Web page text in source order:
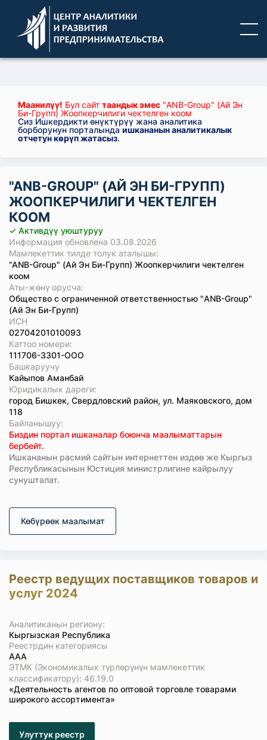
Маанилүү! Бул сайт таандык эмес "ANB-Group" (Ай Эн
Би-Групп) Жоопкерчилиги чектелген коом
Сиз Ишкердикти өнүктүрүү жана аналитика
борборунун порталындаишкананын аналитикалык
отчетун көрүп жатасыз.
"ANB-GROUP" (АЙ ЭН БИ-ГРУПП)
ЖООПКЕРЧИЛИГИ ЧЕКТЕЛГЕН
КООМ
✓ Активдүү уюштуруу
Информация обновлена 03.08.2026
Мамлекеттик тилде толук аталышы:
"ANB-Group" (Ай Эн Би-Групп) Жоопкерчилиги чектелген
коом
Аты-жөнү орусча:
Общество с ограниченной ответственностью "ANB-Group"
(Ай Эн Би-Групп)
ИСН
02704201010093
Каттоо номери:
111706-3301-ООО
Башкаруучу
Кайыпов Аманбай
Юридикалык дареги:
город Бишкек, Свердловский район, ул. Маяковского, дом
118
Байланышуу:
Биздин портал ишканалар боюнча маалыматтарын
бербейт.
Ишкананын расмий сайтын интернеттен издөө же Кыргыз
Республикасынын Юстиция министрлигине кайрылуу
сунушталат.
Көбүрөөк маалымат
Реестр ведущих поставщиков товаров и
услуг 2024
Аналитиканын региону:
Кыргызская Республика
Реестрдин категориясы
ААА
ЭТМК (Экономикалык түрлөрүнүн мамлекеттик
классификатору): 46.19.0
«Деятельность агентов по оптовой торговле товарами
широкого ассортимента»
Улуттук реестр